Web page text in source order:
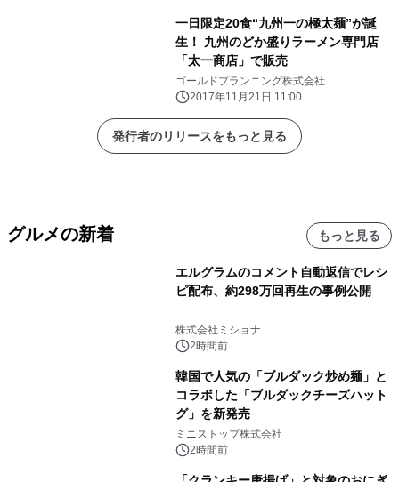
一日限定20食“九州一の極太麺”が誕
生！ 九州のどか盛りラーメン専門店
「太一商店」で販売
ゴールドプランニング株式会社
2017年11月21日 11:00
発行者のリリースをもっと見る
グルメの新着 もっと見る
エルグラムのコメント自動返信でレシ
ピ配布、約298万回再生の事例公開
株式会社ミショナ
2時間前
韓国で人気の「ブルダック炒め麺」と
コラボした「ブルダックチーズハット
グ」を新発売
ミニストップ株式会社
2時間前